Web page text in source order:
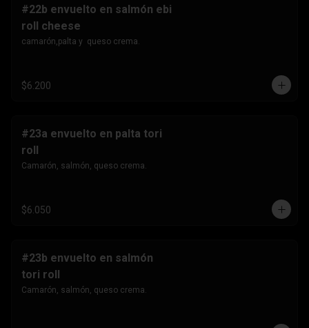
#22b envuelto en salmón ebi
roll cheese
camarón,palta y  queso crema.
$6.200
#23a envuelto en palta tori
roll
Camarón, salmón, queso crema.
$6.050
#23b envuelto en salmón
tori roll
Camarón, salmón, queso crema.